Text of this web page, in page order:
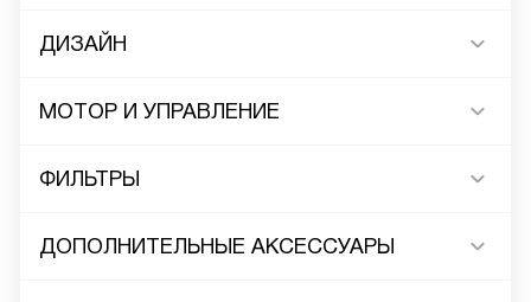
ДИЗАЙН
МОТОР И УПРАВЛЕНИЕ
ФИЛЬТРЫ
ДОПОЛНИТЕЛЬНЫЕ АКСЕССУАРЫ